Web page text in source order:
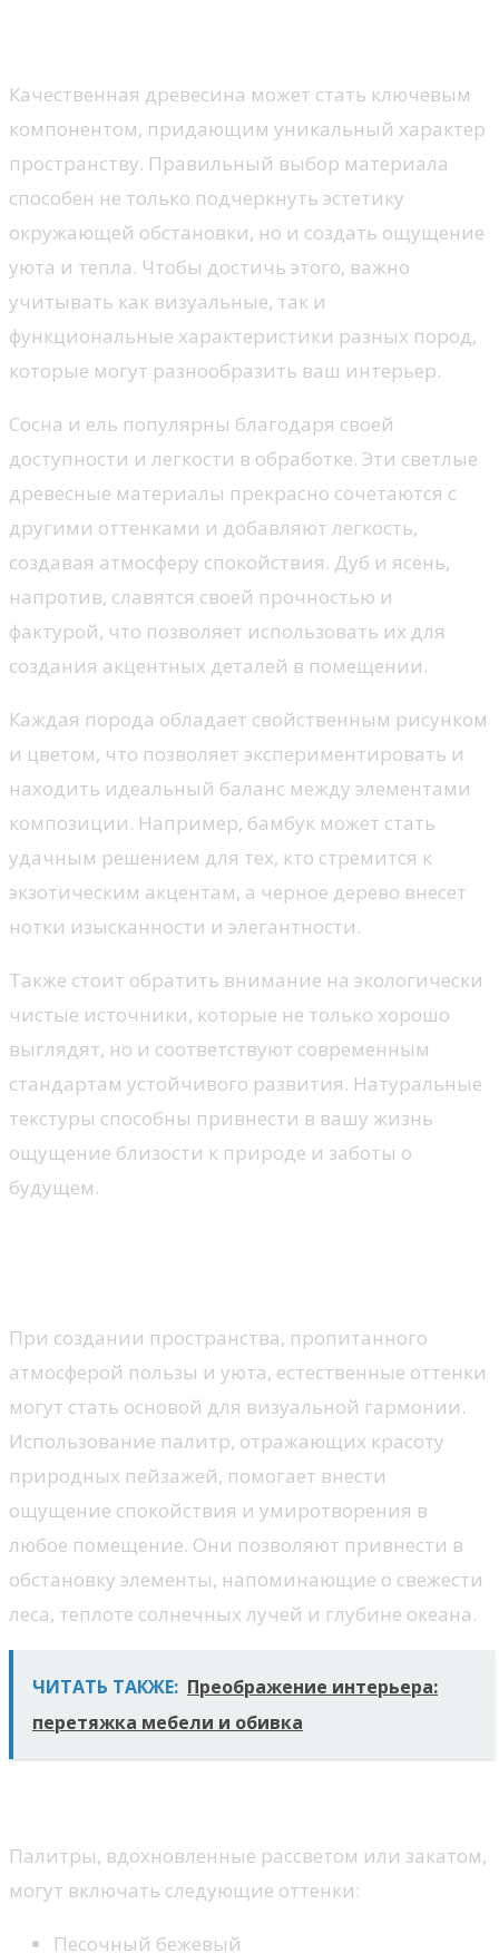
Качественная древесина может стать ключевым
компонентом, придающим уникальный характер
пространству. Правильный выбор материала
способен не только подчеркнуть эстетику
окружающей обстановки, но и создать ощущение
уюта и тепла. Чтобы достичь этого, важно
учитывать как визуальные, так и
функциональные характеристики разных пород,
которые могут разнообразить ваш интерьер.
Сосна и ель популярны благодаря своей
доступности и легкости в обработке. Эти светлые
древесные материалы прекрасно сочетаются с
другими оттенками и добавляют легкость,
создавая атмосферу спокойствия. Дуб и ясень,
напротив, славятся своей прочностью и
фактурой, что позволяет использовать их для
создания акцентных деталей в помещении.
Каждая порода обладает свойственным рисунком
и цветом, что позволяет экспериментировать и
находить идеальный баланс между элементами
композиции. Например, бамбук может стать
удачным решением для тех, кто стремится к
экзотическим акцентам, а черное дерево внесет
нотки изысканности и элегантности.
Также стоит обратить внимание на экологически
чистые источники, которые не только хорошо
выглядят, но и соответствуют современным
стандартам устойчивого развития. Натуральные
текстуры способны привнести в вашу жизнь
ощущение близости к природе и заботы о
будущем.
При создании пространства, пропитанного
атмосферой пользы и уюта, естественные оттенки
могут стать основой для визуальной гармонии.
Использование палитр, отражающих красоту
природных пейзажей, помогает внести
ощущение спокойствия и умиротворения в
любое помещение. Они позволяют привнести в
обстановку элементы, напоминающие о свежести
леса, теплоте солнечных лучей и глубине океана.
ЧИТАТЬ ТАКЖЕ: Преображение интерьера:
перетяжка мебели и обивка
Палитры, вдохновленные рассветом или закатом,
могут включать следующие оттенки:
Песочный бежевый